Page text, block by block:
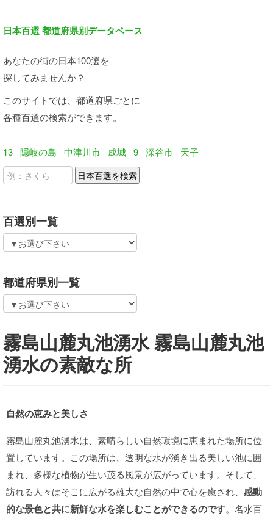
日本百選 都道府県別データベース
あなたの街の日本100選を
探してみませんか？
このサイトでは、都道府県ごとに
各種百選の検索ができます。
13 隠岐の島 中津川市 成城 9 深谷市 天子
百選別一覧
都道府県別一覧
霧島山麓丸池湧水 霧島山麓丸池
湧水の素敵な所
自然の恵みと美しさ
霧島山麓丸池湧水は、素晴らしい自然環境に恵まれた場所に位
置しています。この場所は、透明な水が湧き出る美しい池に囲
まれ、多様な植物が生い茂る風景が広がっています。そして、
訪れる人々はそこに広がる雄大な自然の中で心を癒され、 感動
的な景色と共に新鮮な水を楽しむことができるのです。名水百